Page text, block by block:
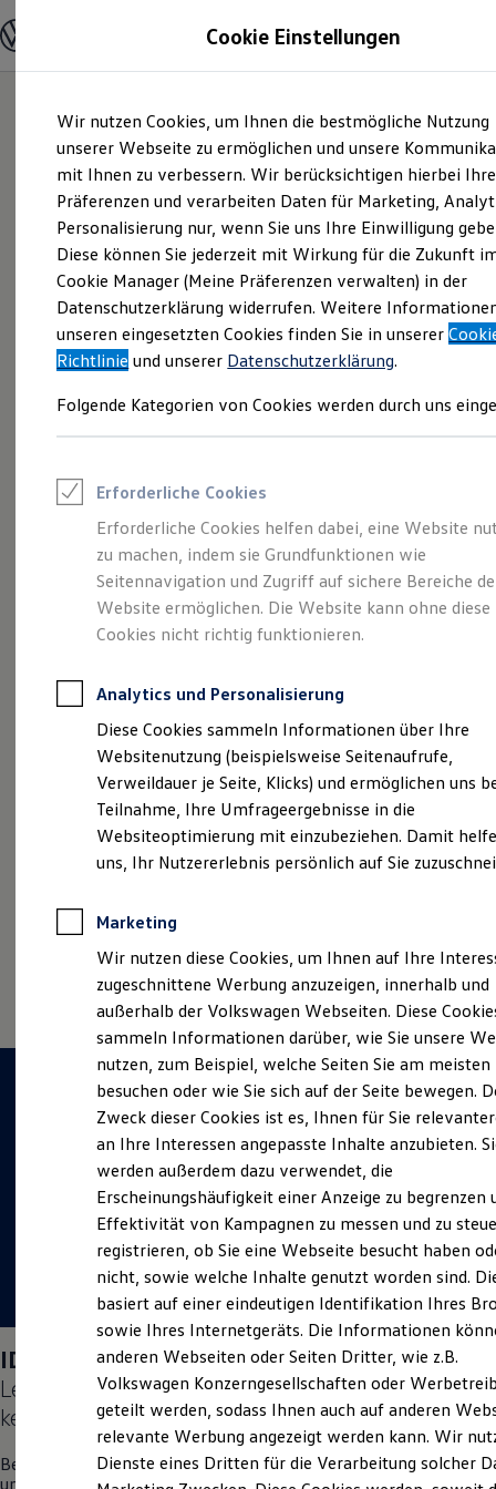
Hauptinhalt
springen
Footer
springen
Modelle und Konfigurator
Modelle vergleichen
Elektroautos
ENERGY Sondermodelle
Nutzfahrzeuge
SUV und CUV
Familienautos
Kombis
Kompaktwagen
Sportwagen
Schnell verfügbare Fahrzeuge
Angebote und Produkte
Aktuelle Angebote
E-Auto-Förderung
Volkswagen Marktplatz
Junge Gebrauchtwagen und Gebrauchtwagen
Saisonangebote
Leasing
Leasing-Angebote
Gebrauchtwagen Leasing
Junge Gebrauchtwagen-Leasing
Elektroauto Leasing
Kleinwagen-Leasing
Leasing ohne Anzahlung
Autokredit mit Schlussrate
Versicherungen und Garantien
Kfz-Versicherung
Restschuldversicherungen
Garantien
Wartungsverträge
Geschäftskunden
Professional Class bei Volkswagen
Großkunden
Behörden
Anpfiff zum Gewinn
Elektroautos
ID. Tutorials
Elektrofahrzeugkonzepte
Reichweite
Reichweite der ID. Modelle
Reichweite im Winter
Laden
Laden unterwegs
Laden Zuhause
Ladezeitensimulator
Batterie
Sicherheit
Garantie und Lebensdauer
Nachhaltigkeit
Technologie
Kosten und Kauf
Verbrauchskosten
Kaufoptionen
E-Auto-Förderung
Software und Konnektivität
Die ID. Software 6
ID. Software Versionen und Updates
Digitale Extras
Schnittstellen zu Ihrem ID.
Eine Spur Extra. Der
neue vollelektrische
ID. Polo
( Impressum & Rechtliches
ID. Polo
Days vom 04.09.–05.09.2026:
Lernen Sie den neuen vollelektrischen ID. Polo
kennen.
Besuchen Sie uns vom 04. bis 05. September vor Ort in Bingen
und erleben Sie einen Tag voller Freude, Spaß und
Cookie Einstellungen
Wir nutzen Cookies, um Ihnen die bestmögliche Nutzung
unserer Webseite zu ermöglichen und unsere
mit Ihnen zu verbessern. Wir berücksichtigen hierbei Ihre
Präferenzen und verarbeiten Daten für Marketing,
Personalisierung nur, wenn Sie uns Ihre Einwilligung
Diese können Sie jederzeit mit Wirkung für die Zukunft
Cookie Manager (Meine Präferenzen verwalten) in der
Datenschutzerklärung widerrufen. Weitere
unseren eingesetzten Cookies finden Sie in unserer
Richtlinie und unserer Datenschutzerklärung.
Folgende Kategorien von Cookies werden durch uns
Erforderliche Cookies
Erforderliche Cookies helfen dabei, eine Website
zu machen, indem sie Grundfunktionen wie
Seitennavigation und Zugriff auf sichere Bereiche
Website ermöglichen. Die Website kann ohne diese
Cookies nicht richtig funktionieren.
Analytics und Personalisierung
Diese Cookies sammeln Informationen über Ihre
Websitenutzung (beispielsweise Seitenaufrufe,
Verweildauer je Seite, Klicks) und ermöglichen uns
Teilnahme, Ihre Umfrageergebnisse in die
Websiteoptimierung mit einzubeziehen. Damit
uns, Ihr Nutzererlebnis persönlich auf Sie
Marketing
Wir nutzen diese Cookies, um Ihnen auf Ihre
zugeschnittene Werbung anzuzeigen, innerhalb und
außerhalb der Volkswagen Webseiten. Diese
sammeln Informationen darüber, wie Sie unsere
nutzen, zum Beispiel, welche Seiten Sie am meisten
besuchen oder wie Sie sich auf der Seite bewegen.
Zweck dieser Cookies ist es, Ihnen für Sie
an Ihre Interessen angepasste Inhalte anzubieten.
werden außerdem dazu verwendet, die
Erscheinungshäufigkeit einer Anzeige zu begrenzen
Effektivität von Kampagnen zu messen und zu
registrieren, ob Sie eine Webseite besucht haben
nicht, sowie welche Inhalte genutzt worden sind.
basiert auf einer eindeutigen Identifikation Ihres
sowie Ihres Internetgeräts. Die Informationen
anderen Webseiten oder Seiten Dritter, wie z.B.
Volkswagen Konzerngesellschaften oder
geteilt werden, sodass Ihnen auch auf anderen
relevante Werbung angezeigt werden kann. Wir
Dienste eines Dritten für die Verarbeitung solcher